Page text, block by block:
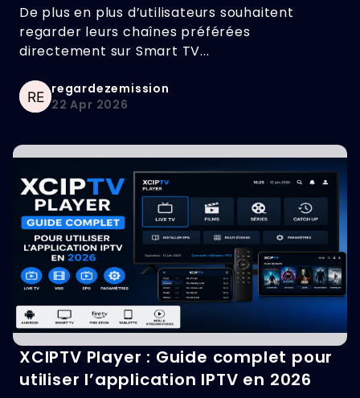
De plus en plus d’utilisateurs souhaitent
regarder leurs chaînes préférées
directement sur Smart TV...
regardezemission
22 Apr 2026
XCIPTV Player : Guide complet pour
utiliser l’application IPTV en 2026